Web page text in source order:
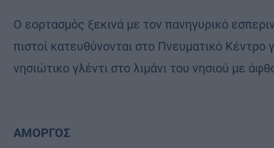
Ο εορτασμός ξεκινά με τον πανηγυρικό
πιστοί κατευθύνονται στο Πνευματικό Κέντρο
νησιώτικο γλέντι στο λιμάνι του νησιού με
ΑΜΟΡΓΟΣ